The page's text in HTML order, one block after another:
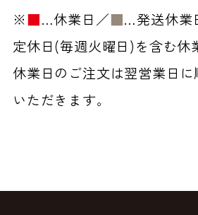
※■…休業日／■…発送休業
定休日(毎週火曜日)を含む休
休業日のご注文は翌営業日に
いただきます。